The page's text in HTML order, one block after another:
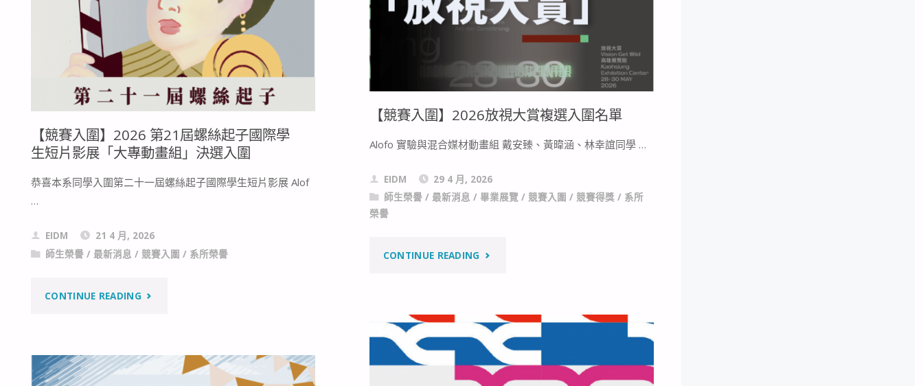
單"
視
賞
決
選
入
圍
A+文
化
資
創
意
生
【競賽入圍】2026放視大賞複選入圍名單
Alofo 實驗與混合媒材動畫組 戴安臻、黃暐涵、林幸誼同學 …
EIDM
29 4 月, 2026
師生榮譽 / 最新消息 /畢業展覽 / 競賽入圍 / 競賽得獎 / 系所
榮譽
CONTINUE READING "【競
圍】
2026
【競賽入圍】2026 第21屆螺絲起子國際學
生短片影展「大專動畫組」決選入圍
恭喜本系同學入圍第二十一屆螺絲起子國際學生短片影展 Alof
…
EIDM
21 4 月, 2026
師生榮譽 / 最新消息 / 競賽入圍 / 系所榮譽
CONTINUE READING"【競
入